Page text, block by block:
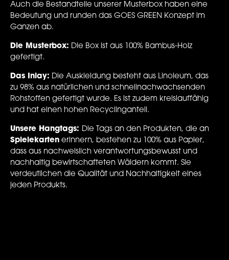
Auch die Bestandteile unserer Musterbox haben eine
Bedeutung und runden das GOES GREEN Konzept im
Ganzen ab.
Die Musterbox: Die Box ist aus 100% Bambus-Holz
gefertigt.
Das Inlay: Die Auskleidung besteht aus Linoleum, das
zu 98% aus natürlichen und schnellnachwachsenden
Rohstoffen gefertigt wurde. Es ist zudem kreislauffähig
und hat einen hohen Recyclinganteil.
Unsere Hangtags: Die Tags an den Produkten, die an
Spielekarten erinnern, bestehen zu 100% aus Papier,
dass aus nachweislich verantwortungsbewusst und
nachhaltig bewirtschafteten Wäldern kommt. Sie
verdeutlichen die Qualität und Nachhaltigkeit eines
jeden Produkts.